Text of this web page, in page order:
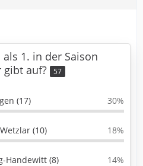
1. in der Saison
gibt auf?
57
(17) 30%
(10) 18%
Handewitt (8) 14%